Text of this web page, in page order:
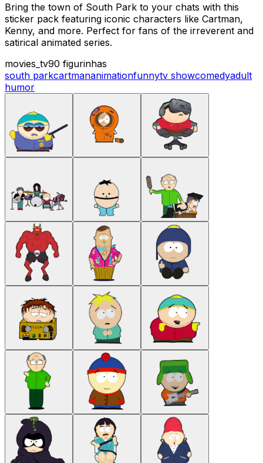
Bring the town of South Park to your chats with this
sticker pack featuring iconic characters like Cartman,
Kenny, and more. Perfect for fans of the irreverent and
satirical animated series.
movies_tv90 figurinhas
south parkcartmananimationfunnytv showcomedyadult
humor